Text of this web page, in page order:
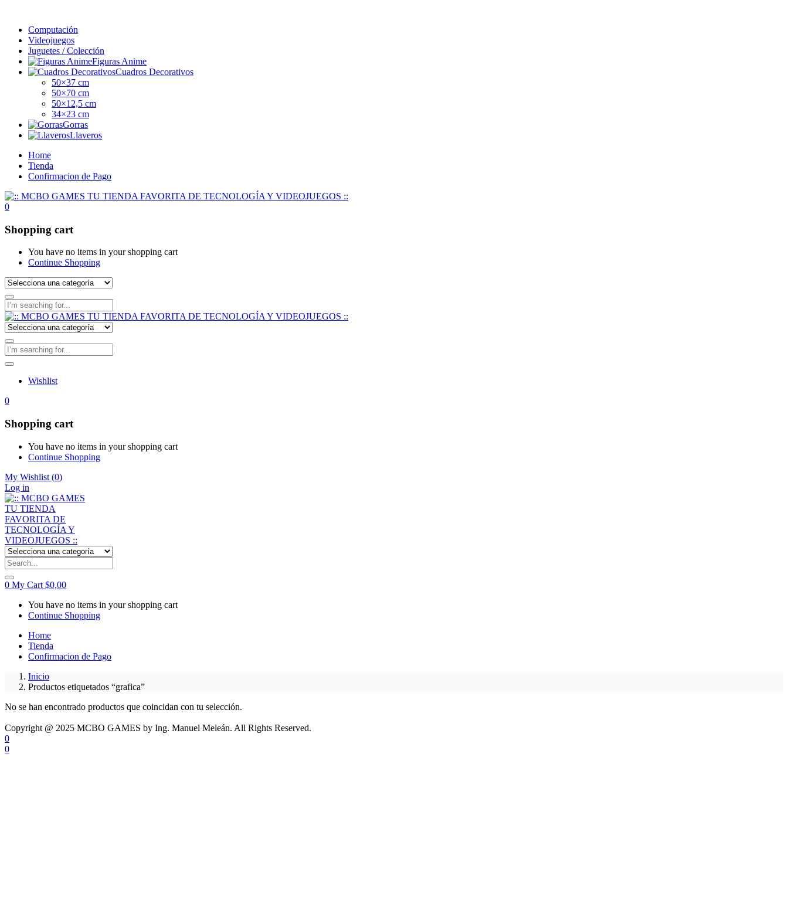
Computación
Videojuegos
Juguetes / Colección
Figuras Anime
Cuadros Decorativos
50×37 cm
50×70 cm
50×12,5 cm
34×23 cm
Gorras
Llaveros
Home
Tienda
Confirmacion de Pago
0
Shopping cart
You have no items in your shopping cart
Continue Shopping
Wishlist
0
Shopping cart
You have no items in your shopping cart
Continue Shopping
My Wishlist (0)
Log in
0 My Cart $0,00
You have no items in your shopping cart
Continue Shopping
Home
Tienda
Confirmacion de Pago
Inicio
Productos etiquetados “grafica”
No se han encontrado productos que coincidan con tu selección.
Copyright @ 2025 MCBO GAMES by Ing. Manuel Meleán. All Rights Reserved.
0
0